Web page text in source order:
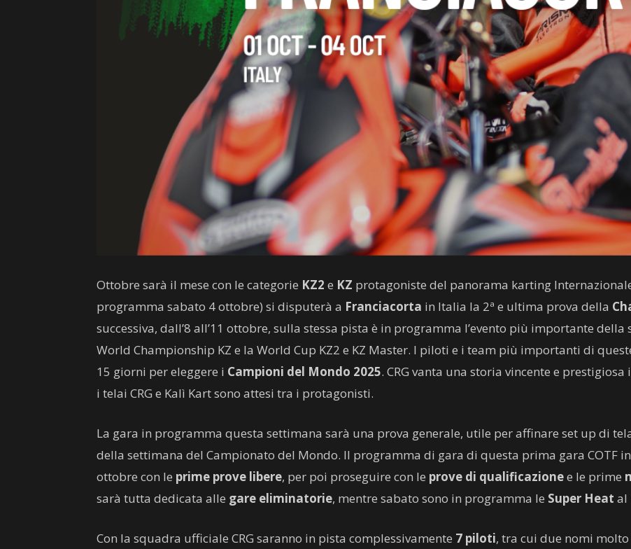
Ottobre sarà il mese con le categorie KZ2 e KZ protagoniste del panorama karting
programma sabato 4 ottobre) si disputerà a Franciacorta in Italia la 2ª e ultima prova della
successiva, dall’8 all’11 ottobre, sulla stessa pista è in programma l’evento più importante
World Championship KZ e la World Cup KZ2 e KZ Master. I piloti e i team più importanti di
15 giorni per eleggere i Campioni del Mondo 2025. CRG vanta una storia vincente e
i telai CRG e Kalì Kart sono attesi tra i protagonisti.
La gara in programma questa settimana sarà una prova generale, utile per affinare set up di
della settimana del Campionato del Mondo. Il programma di gara di questa prima gara COTF
ottobre con le prime prove libere, per poi proseguire con le prove di qualificazionee le prime
sarà tutta dedicata alle gare eliminatorie, mentre sabato sono in programma le Super Heat al
Con la squadra ufficiale CRG saranno in pista complessivamente 7 piloti, tra cui due nomi